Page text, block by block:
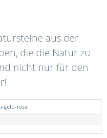
aus der
die die Natur zu
nicht nur für den
gelb-rosa